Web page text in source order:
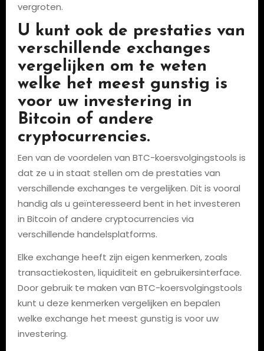
vergroten.
U kunt ook de prestaties van
verschillende exchanges
vergelijken om te weten
welke het meest gunstig is
voor uw investering in
Bitcoin of andere
cryptocurrencies.
Een van de voordelen van BTC-koersvolgingstools is
dat ze u in staat stellen om de prestaties van
verschillende exchanges te vergelijken. Dit is vooral
handig als u geïnteresseerd bent in het investeren
in Bitcoin of andere cryptocurrencies via
verschillende handelsplatforms.
Elke exchange heeft zijn eigen kenmerken, zoals
transactiekosten, liquiditeit en gebruikersinterface.
Door gebruik te maken van BTC-koersvolgingstools
kunt u deze kenmerken vergelijken en bepalen
welke exchange het meest gunstig is voor uw
investering.